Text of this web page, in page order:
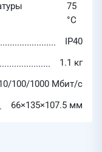
75
°C
IP40
1.1 кг
100/1000 Мбит/с
66×135×107.5 мм